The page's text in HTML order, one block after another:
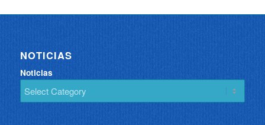
NOTICIAS
Noticias